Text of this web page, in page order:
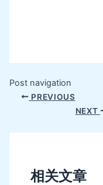
Post navigation
PREVIOUS
NEXT
相关文章